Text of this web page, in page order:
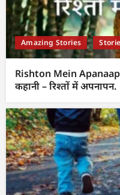
Amazing Stories
Rishton Mein
कहानी – रिश्तों में अपनापन.